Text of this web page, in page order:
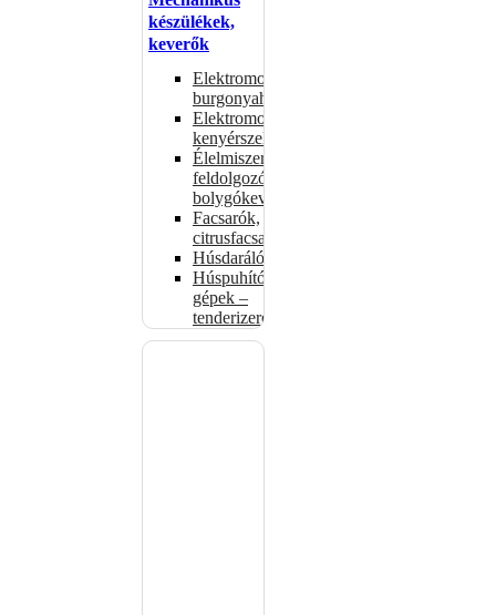
készülékek,
keverők
Elektromos
burgonyahámozók
Elektromos
kenyérszeletelők
Élelmiszer-
feldolgozók –
bolygókeverők
Facsarók,
citrusfacsarók
Húsdarálók
Húspuhító
gépek –
tenderizerek